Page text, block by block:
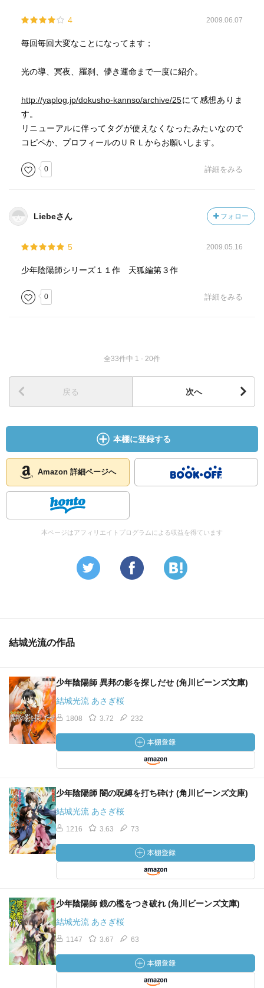
火。口では色々言っていますが、やっぱりじい様っ子の昌
浩は、何とかその命を繋ごうと必死で考えたり動いたりし
自分の目的を果たそうとし、、天孤の凌壽は同じところへ
晶霞をおびきだそうなんて回りくどい手を使ってくるし。
それほど難しくはありません。この交錯の部分の描き様
が、少々テンポが悪いかな、と感じました。ちょっとばた
ーな部分は、キャラもの書きって感じの部分かな。比較的
平和なところが、くすりと笑えるファニーな感じ。
動静と起伏は結構ありますが、これで綺麗に起承転結、と
いうよりは、大きな物語の一部、という感覚はずっと続い
はどうなるかなーということで。
---------------------------------
文章・描写 ：★★＋
---------------------------------
「自覚ないだろうから教えてやるが、
お前いま考えてること全部口に出して言ってるからな」
（もっくん）
4 2009.06.07
毎回毎回大変なことになってます；
光の導、冥夜、羅刹、儚き運命まで一度に紹介。
http://yaplog.jp/dokusho-kannso/archive/25にて感想ありま
す。
リニューアルに伴ってタグが使えなくなったみたいなので
コピペか、プロフィールのＵＲＬからお願いします。
0 詳細をみる
Liebeさん フォロー
5 2009.05.16
少年陰陽師シリーズ１１作 天狐編第３作
0 詳細をみる
全33件中 1 - 20件
戻る 次へ
本棚に登録する
Amazon 詳細ページへ
本ページはアフィリエイトプログラムによる収益を得ています
結城光流の作品
少年陰陽師 異邦の影を探しだせ (角川ビーンズ文庫)
結城光流 あさぎ桜
1808 3.72 232
少年陰陽師 闇の呪縛を打ち砕け (角川ビーンズ文庫)
結城光流 あさぎ桜
1216 3.63 73
少年陰陽師 鏡の檻をつき破れ (角川ビーンズ文庫)
結城光流 あさぎ桜
1147 3.67 63